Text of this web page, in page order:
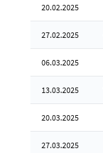
20.02.2025
27.02.2025
06.03.2025
13.03.2025
20.03.2025
27.03.2025